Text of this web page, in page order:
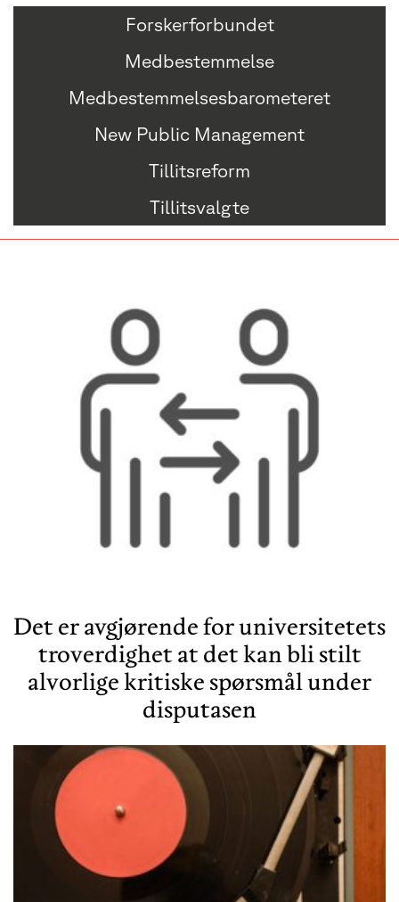
Forskerforbundet
Medbestemmelse
Medbestemmelsesbarometeret
New Public Management
Tillitsreform
Tillitsvalgte
Det er avgjørende for universitetets
troverdighet at det kan bli stilt
alvorlige kritiske spørsmål under
disputasen